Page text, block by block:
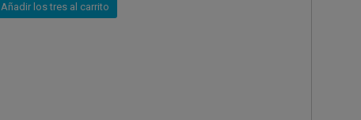
Añadir los tres al carrito